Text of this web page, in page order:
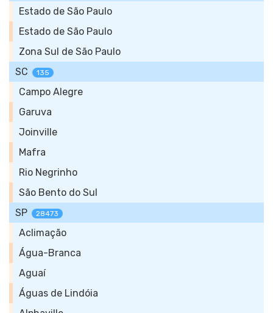
Estado de São Paulo
Estado de São Paulo
Zona Sul de São Paulo
SC
135
Campo Alegre
Garuva
Joinville
Mafra
Rio Negrinho
São Bento do Sul
SP
28473
Aclimação
Água-Branca
Aguaí
Águas de Lindóia